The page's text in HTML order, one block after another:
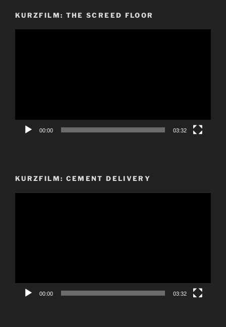
KURZFILM: THE SCREED FLOOR
00:00 03:32
KURZFILM: CEMENT DELIVERY
00:00 03:32